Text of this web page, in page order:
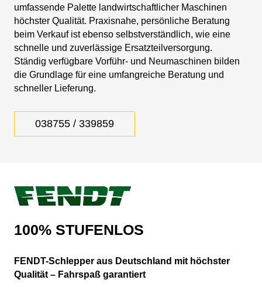
umfassende Palette landwirtschaftlicher Maschinen
höchster Qualität. Praxisnahe, persönliche Beratung
beim Verkauf ist ebenso selbstverständlich, wie eine
schnelle und zuverlässige Ersatzteilversorgung.
Ständig verfügbare Vorführ- und Neumaschinen bilden
die Grundlage für eine umfangreiche Beratung und
schneller Lieferung.
038755 / 339859
100% STUFENLOS
FENDT-Schlepper aus Deutschland mit höchster
Qualität – Fahrspaß garantiert